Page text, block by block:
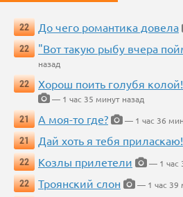
22 До чего романтика довела
22
"Вот такую рыбу вчера
назад
22
Хорош поить голубя
— 1 час 35 минут назад
21
А моя-то где?
— 1 час 36
21
Дай хоть я тебя приласкаю!
22
Козлы прилетели
— 1 час
22
Троянский слон
— 1 час 39